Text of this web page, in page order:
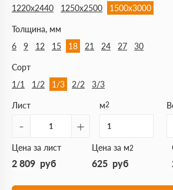
1220х2440
1250х2500 1500х3000
Толщина, мм
6
9 12 15 18 21 24 27 30
Сорт
1/1
1/2 1/3 2/2 3/3
Лист
- +
м2
Цена за лист
2 809 руб
Цена за м2
625 руб